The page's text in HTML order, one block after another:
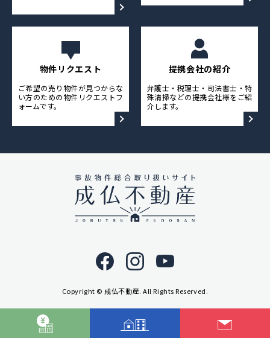
物件リクエスト
ご希望の売り物件が見つからな
い方のための物件リクエストフ
ォームです。
提携会社の紹介
弁護士・税理士・司法書士・特
殊清掃などの提携会社様をご紹
介します。
Copyright © 成仏不動産. All Rights Reserved.